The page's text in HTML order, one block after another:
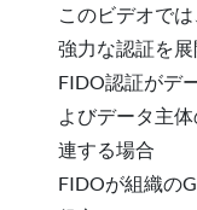
このビデオで
強力な認証を
FIDO認証がデ
よびデータ主
連する場合
FIDOが組織の